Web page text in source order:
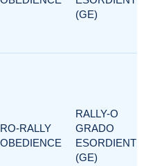
(GE)
RO-RALLY
OBEDIENCE
RALLY-O
GRADO
ESORDIENTI
(GE)